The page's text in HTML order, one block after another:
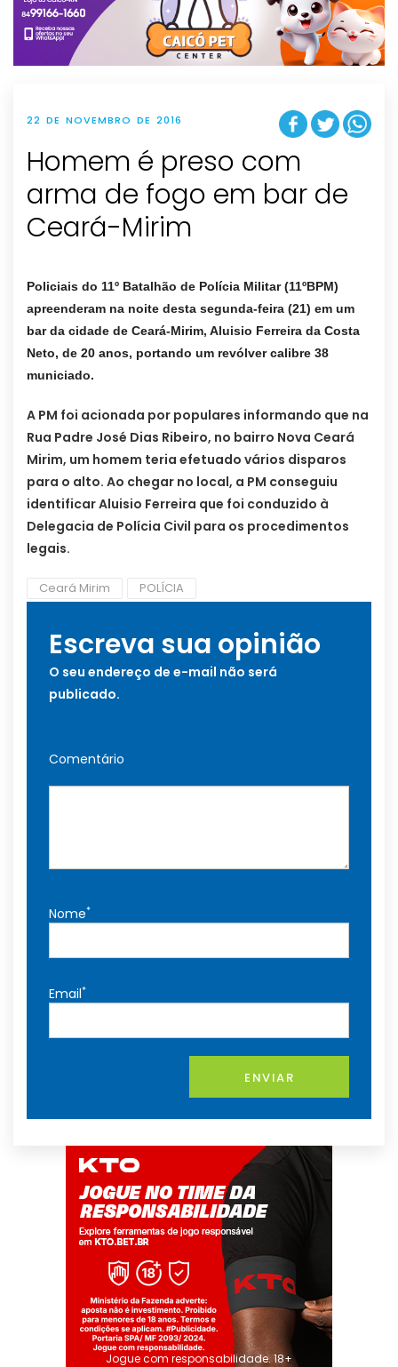
t
i
o
n
22 DE NOVEMBRO DE 2016
Homem é preso com
arma de fogo em bar de
Ceará-Mirim
Policiais do 11º Batalhão de Polícia Militar (11ºBPM)
apreenderam na noite desta segunda-feira (21) em um
bar da cidade de Ceará-Mirim, Aluisio Ferreira da Costa
Neto, de 20 anos, portando um revólver calibre 38
municiado.
A PM foi acionada por populares informando que na
Rua Padre José Dias Ribeiro, no bairro Nova Ceará
Mirim, um homem teria efetuado vários disparos
para o alto. Ao chegar no local, a PM conseguiu
identificar Aluisio Ferreira que foi conduzido à
Delegacia de Polícia Civil para os procedimentos
legais.
Ceará Mirim POLÍCIA
Escreva sua opinião
O seu endereço de e-mail não será
publicado.
Comentário
Nome*
Email*
ENVIAR
Jogue com responsabilidade. 18+